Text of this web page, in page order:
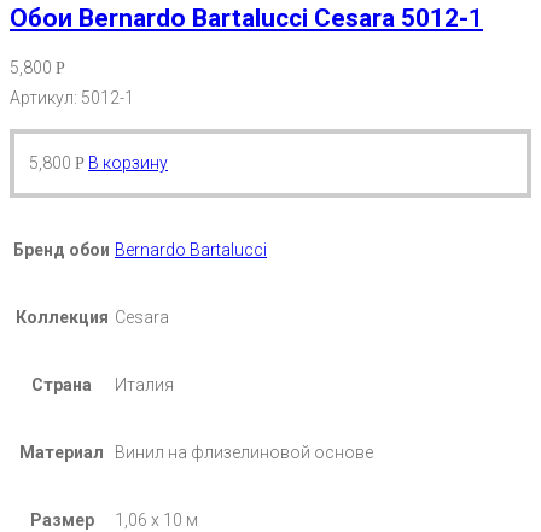
Обои Bernardo Bartalucci Cesara 5012-1
5,800 Р
Артикул: 5012-1
5,800 Р В корзину
Бренд обои Bernardo Bartalucci
Коллекция Cesara
Страна Италия
Материал Винил на флизелиновой основе
Размер 1,06 х 10 м